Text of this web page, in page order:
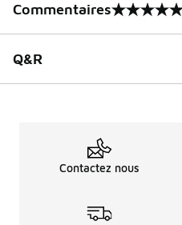
Commentaires
0 sur 5 notes
Q&R
Contactez nous